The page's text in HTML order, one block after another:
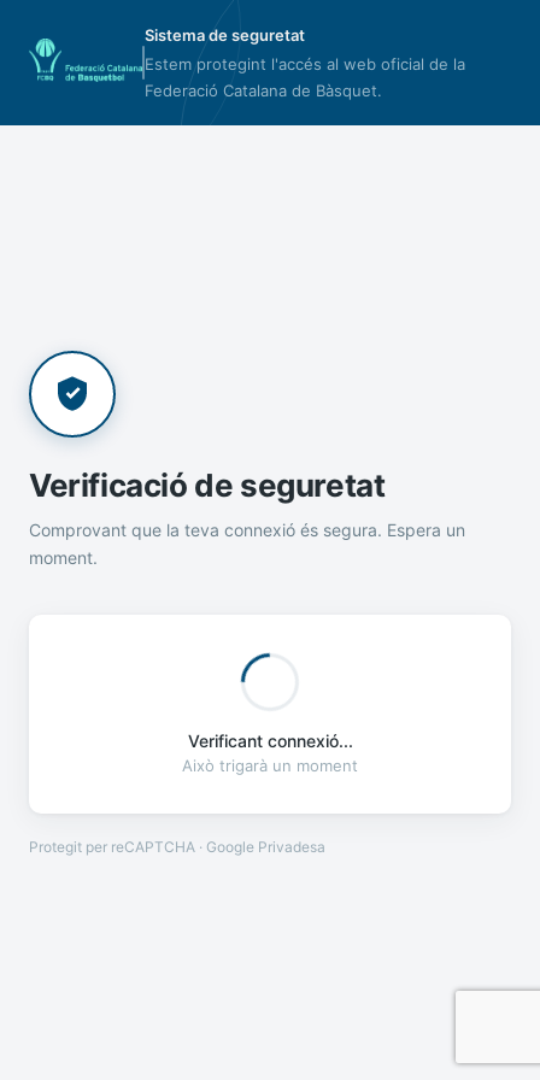
Sistema de seguretat
Estem protegint l'accés al web oficial de la
Federació Catalana de Bàsquet.
Verificació de seguretat
Comprovant que la teva connexió és segura. Espera un
moment.
Verificant connexió...
Això trigarà un moment
Protegit per reCAPTCHA · Google Privadesa